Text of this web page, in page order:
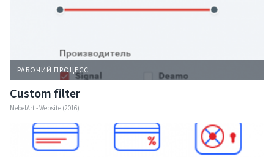
РАБОЧИЙ ПРОЦЕСС
Custom filter
MebelArt - Website (2016)
Компания
Решения